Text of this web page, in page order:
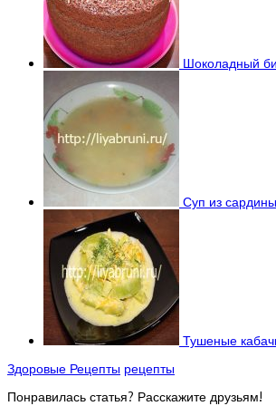
Шоколадный
Суп из сардины
Тушеные
Здоровые Рецепты рецепты
Понравилась статья? Расскажите друзьям!